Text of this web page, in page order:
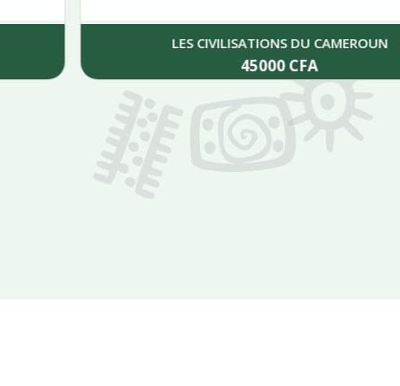
LES CIVILISATIONS DU CAMEROUN